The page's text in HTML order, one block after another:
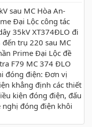
sau MC Hòa An-
Đại Lộc công tác
35kV XT374ĐLO đi
trụ 220 sau MC
Prime Đại Lộc đề
F79 MC 374 ĐLO
đóng điện: Đơn vị
khẳng định các thiết
kiện đóng điện, đấu
đóng điện khôi